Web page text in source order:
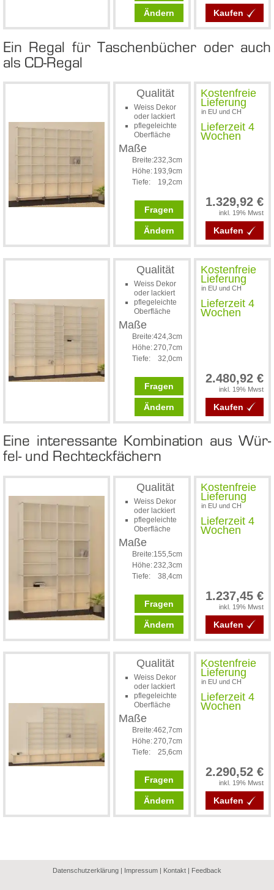
Ändern Kaufen
Ein Re­gal für Ta­schen­bü­cher oder auch
als CD-Re­gal
Qualität
Weiss Dekor
oder lackiert
pflegeleichte
Oberfläche
Maße
Breite:232,3cm
Höhe: 193,9cm
Tiefe:
19,2cm
Fragen
Ändern
Kostenfreie
Lieferung
in EU und CH
Lieferzeit 4
Wochen
1.329,92 €
inkl. 19% Mwst
Kaufen
Qualität
Weiss Dekor
oder lackiert
pflegeleichte
Oberfläche
Maße
Breite:424,3cm
Höhe: 270,7cm
Tiefe:
32,0cm
Fragen
Ändern
Kostenfreie
Lieferung
in EU und CH
Lieferzeit 4
Wochen
2.480,92 €
inkl. 19% Mwst
Kaufen
Ei­ne in­ter­essan­te Kom­bi­na­ti­on aus Wür­
fel- und Recht­eck­fä­chern
Qualität
Weiss Dekor
oder lackiert
pflegeleichte
Oberfläche
Maße
Breite:155,5cm
Höhe: 232,3cm
Tiefe:
38,4cm
Fragen
Ändern
Kostenfreie
Lieferung
in EU und CH
Lieferzeit 4
Wochen
1.237,45 €
inkl. 19% Mwst
Kaufen
Qualität
Weiss Dekor
oder lackiert
pflegeleichte
Oberfläche
Maße
Breite:462,7cm
Höhe:270,7cm
Tiefe:
25,6cm
Fragen
Ändern
Kostenfreie
Lieferung
in EU und CH
Lieferzeit 4
Wochen
2.290,52 €
inkl. 19% Mwst
Kaufen
Datenschutzerklärung Impressum Kontakt Feedback